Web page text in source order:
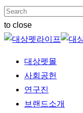
Skip
to
main
to close
Close
Menu 대상펫몰
사회공헌
연구진
브랜드소개